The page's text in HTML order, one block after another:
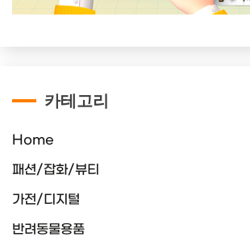
카테고리
Home
패션/잡화/뷰티
가전/디지털
반려동물용품